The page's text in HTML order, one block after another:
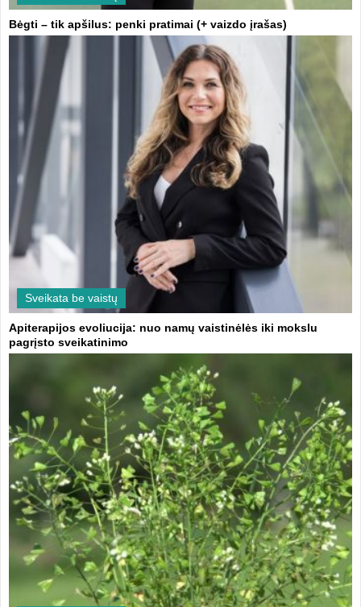
Bėgti – tik apšilus: penki pratimai (+ vaizdo įrašas)
Sveikata be vaistų
Apiterapijos evoliucija: nuo namų vaistinėlės iki mokslu
pagrįsto sveikatinimo